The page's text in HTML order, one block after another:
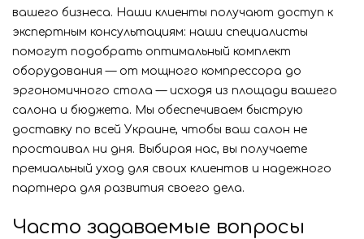
вашего бизнеса. Наши клиенты получают доступ к
экспертным консультациям: наши специалисты
помогут подобрать оптимальный комплект
оборудования — от мощного компрессора до
эргономичного стола — исходя из площади вашего
салона и бюджета. Мы обеспечиваем быструю
доставку по всей Украине, чтобы ваш салон не
простаивал ни дня. Выбирая нас, вы получаете
премиальный уход для своих клиентов и надежного
партнера для развития своего дела.
Часто задаваемые вопросы